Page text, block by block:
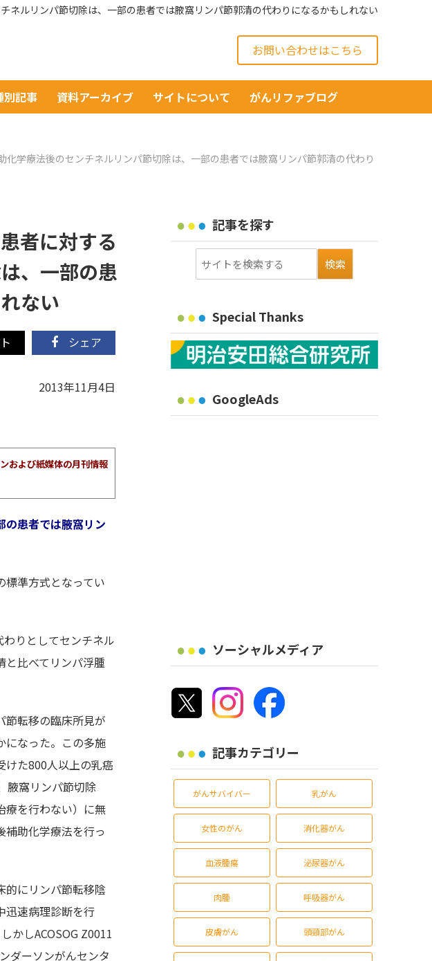
ルリンパ節切除は、一部の患者では腋窩リンパ節郭清の代わりになるかもしれない
お問い合わせはこちら
別記事 資料アーカイブ サイトについて がんリファブログ
学療法後のセンチネルリンパ節切除は、一部の患者では腋窩リンパ節郭清の代わり
者に対する
、一部の患
ない
シェア
2013年11月4日
および紙媒体の月刊情報
の患者では腋窩リン
標準方式となってい
りとしてセンチネル
と比べてリンパ浮腫
節転移の臨床所見が
になった。この多施
けた800人以上の乳癌
腋窩リンパ節切除
療を行わない）に無
助化学療法を行っ
的にリンパ節転移陰
迅速病理診断を行
かしACOSOG Z0011
ダーソンがんセンタ
記事を探す
Special Thanks
GoogleAds
ソーシャルメディア
記事カテゴリー
がんサバイバー 乳がん
女性のがん 消化器がん
血液腫瘍 泌尿器がん
肉腫 呼吸器がん
皮膚がん 頭頸部がん